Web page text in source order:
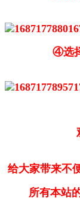
④选择
观看两分
给大家带来不
所有本站的